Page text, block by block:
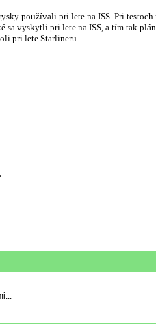
používali pri lete na ISS. Pri testoch
sa vyskytli pri lete na ISS, a tím tak
pri lete Starlineru.